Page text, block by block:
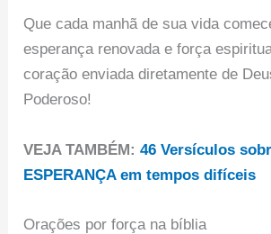
Que cada manhã de sua vida
esperança renovada e força
coração enviada diretamente de
Poderoso!
VEJA TAMBÉM:46 Versículos
ESPERANÇA em tempos difíceis
Orações por força na bíblia